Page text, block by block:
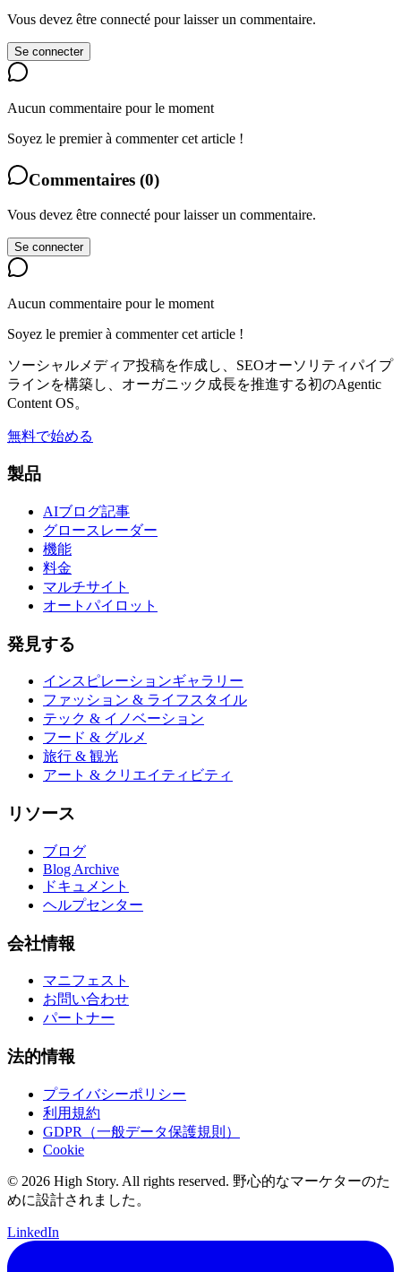
Vous devez être connecté pour laisser un commentaire.
Se connecter
Aucun commentaire pour le moment
Soyez le premier à commenter cet article !
Commentaires (0)
Vous devez être connecté pour laisser un commentaire.
Se connecter
Aucun commentaire pour le moment
Soyez le premier à commenter cet article !
ソーシャルメディア投稿を作成し、SEOオーソリティパイプ
ラインを構築し、オーガニック成長を推進する初のAgentic
Content OS。
無料で始める
製品
AIブログ記事
グロースレーダー
機能
料金
マルチサイト
オートパイロット
発見する
インスピレーションギャラリー
ファッション & ライフスタイル
テック & イノベーション
フード & グルメ
旅行 & 観光
アート & クリエイティビティ
リソース
ブログ
Blog Archive
ドキュメント
ヘルプセンター
会社情報
マニフェスト
お問い合わせ
パートナー
法的情報
プライバシーポリシー
利用規約
GDPR（一般データ保護規則）
Cookie
© 2026 High Story. All rights reserved. 野心的なマーケターのた
めに設計されました。
LinkedIn